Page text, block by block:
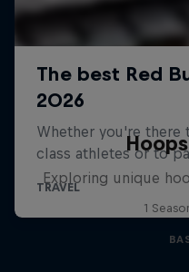
Exploring unique
1